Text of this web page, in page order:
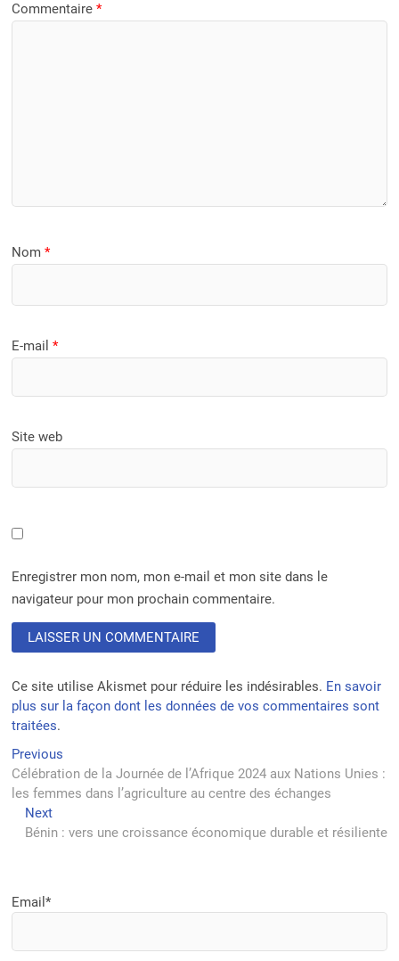
Commentaire*
Nom*
E-mail*
Site web
Enregistrer mon nom, mon e-mail et mon site dans le
navigateur pour mon prochain commentaire.
Ce site utilise Akismet pour réduire les indésirables. En savoir
plus sur la façon dont les données de vos commentaires sont
traitées.
Navigation
de
l’article
Previous
post:
Célébration de la Journée de l’Afrique 2024 aux Nations Unies :
les femmes dans l’agriculture au centre des échanges
NextNext
post:
Bénin : vers une croissance économique durable et résiliente
Email*